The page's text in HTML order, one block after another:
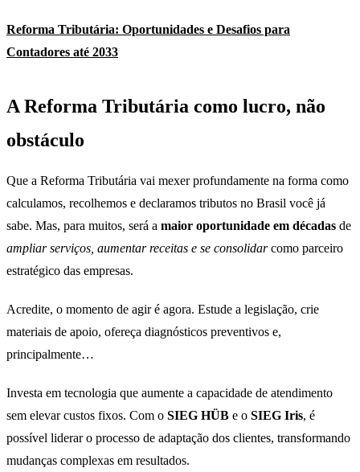
Reforma Tributária: Oportunidades e Desafios para
Contadores até 2033
A Reforma Tributária como lucro, não
obstáculo
Que a Reforma Tributária vai mexer profundamente na forma como
calculamos, recolhemos e declaramos tributos no Brasil você já
sabe. Mas, para muitos, será a maior oportunidade em décadas de
ampliar serviços, aumentar receitas e se consolidarcomo parceiro
estratégico das empresas.
Acredite, o momento de agir é agora. Estude a legislação, crie
materiais de apoio, ofereça diagnósticos preventivos e,
principalmente…
Investa em tecnologia que aumente a capacidade de atendimento
sem elevar custos fixos. Com o SIEG HÜB e o SIEG Iris, é
possível liderar o processo de adaptação dos clientes, transformando
mudanças complexas em resultados.